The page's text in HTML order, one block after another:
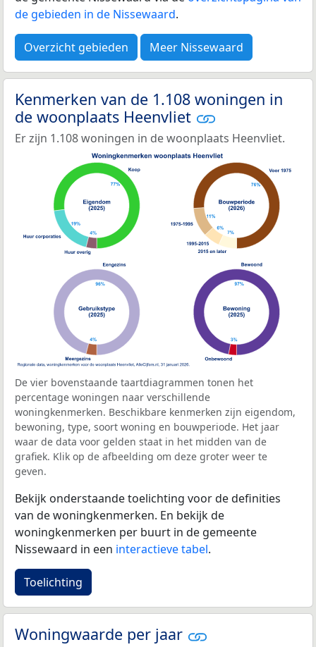
de gebieden in de Nissewaard.
Overzicht gebieden Meer Nissewaard
Kenmerken van de 1.108 woningen in
de woonplaats Heenvliet
Er zijn 1.108 woningen in de woonplaats Heenvliet.
De vier bovenstaande taartdiagrammen tonen het
percentage woningen naar verschillende
woningkenmerken. Beschikbare kenmerken zijn eigendom,
bewoning, type, soort woning en bouwperiode. Het jaar
waar de data voor gelden staat in het midden van de
grafiek. Klik op de afbeelding om deze groter weer te
geven.
Bekijk onderstaande toelichting voor de definities
van de woningkenmerken. En bekijk de
woningkenmerken per buurt in de gemeente
Nissewaard in een interactieve tabel.
Toelichting
Woningwaarde per jaar